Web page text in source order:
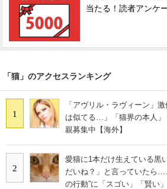
当たる！読者アンケ
「猫」のアクセスランキング
1
「アヴリル・ラヴィーン」
は似てる…」「猫界の本人
親募集中【海外】
2
愛猫に1本だけ生えている黒
だいね？」と言っていたら
の行動”に「スゴい」「賢い」